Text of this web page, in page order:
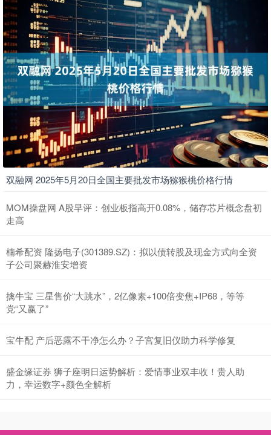
双融网 2025年5月20日全国主要批发市场猕猴桃价格行情
MOM操盘网 A股早评：创业板指高开0.08%，储存芯片概念盘初
走高
楠希配资 隆扬电子(301389.SZ)：拟以债转股及现金方式向全资
子公司聚赫淮安增资
擒牛宝 三星售价“大跳水”，2亿像素+100倍变焦+IP68，等等
党“又赢了”
宝牛配 产后恶露不干净怎么办？子宫复旧仪助力科学修复
盛金缘证券 狮子座明日运势解析：爱情事业双丰收！贵人助
力，幸运数字+颜色全解析